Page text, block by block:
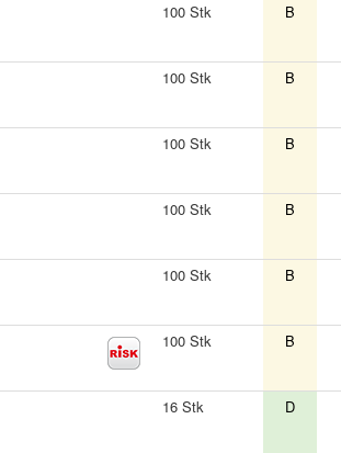
100 Stk B
100 Stk B
100 Stk B
100 Stk B
100 Stk B
100 Stk B
16 Stk D